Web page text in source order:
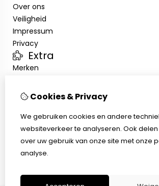
Over ons
Veiligheid
Impressum
Privacy
Extra
Merken
Klantenservice
Sitemap
Afhalen
Algemene voorwaarden
Herroepingsrecht
Cookies & Privacy
We gebruiken cookies en andere
websiteverkeer te analyseren. Ook
over uw gebruik van onze site met onze
analyse.